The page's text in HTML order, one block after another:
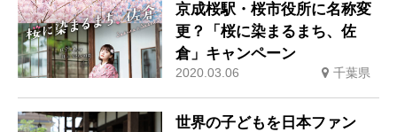
京成桜駅・桜市役所に名称変
更？「桜に染まるまち、佐
倉」キャンペーン
2020.03.06 千葉県
世界の子どもを日本ファン